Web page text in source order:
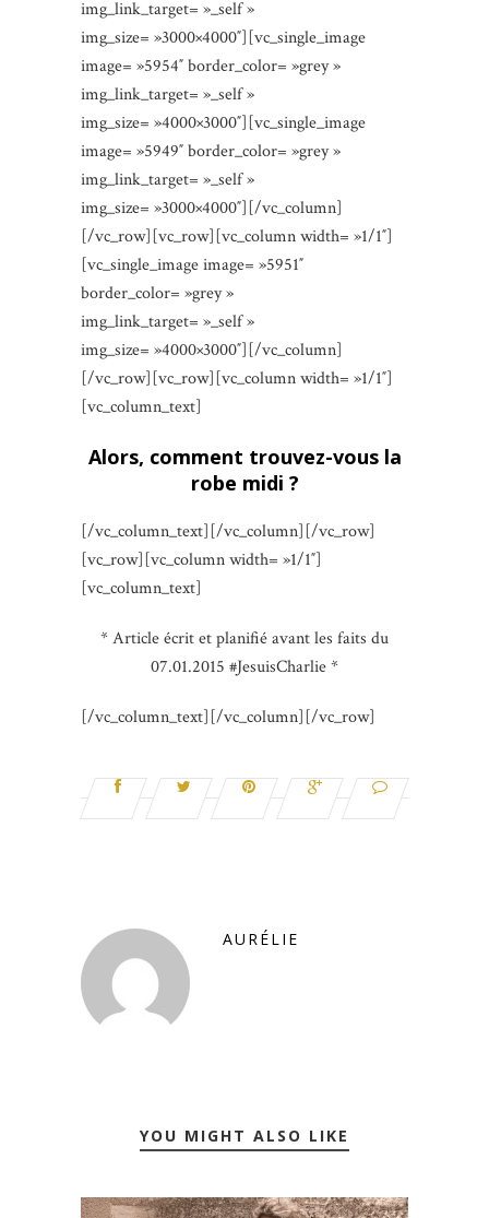
img_link_target= »_self »
img_size= »3000×4000″][vc_single_image
image= »5954″ border_color= »grey »
img_link_target= »_self »
img_size= »4000×3000″][vc_single_image
image= »5949″ border_color= »grey »
img_link_target= »_self »
img_size= »3000×4000″][/vc_column]
[/vc_row][vc_row][vc_column width= »1/1″]
[vc_single_image image= »5951″
border_color= »grey »
img_link_target= »_self »
img_size= »4000×3000″][/vc_column]
[/vc_row][vc_row][vc_column width= »1/1″]
[vc_column_text]
Alors, comment trouvez-vous la
robe midi ?
[/vc_column_text][/vc_column][/vc_row]
[vc_row][vc_column width= »1/1″]
[vc_column_text]
* Article écrit et planifié avant les faits du
07.01.2015 #JesuisCharlie *
[/vc_column_text][/vc_column][/vc_row]
AURÉLIE
YOU MIGHT ALSO LIKE